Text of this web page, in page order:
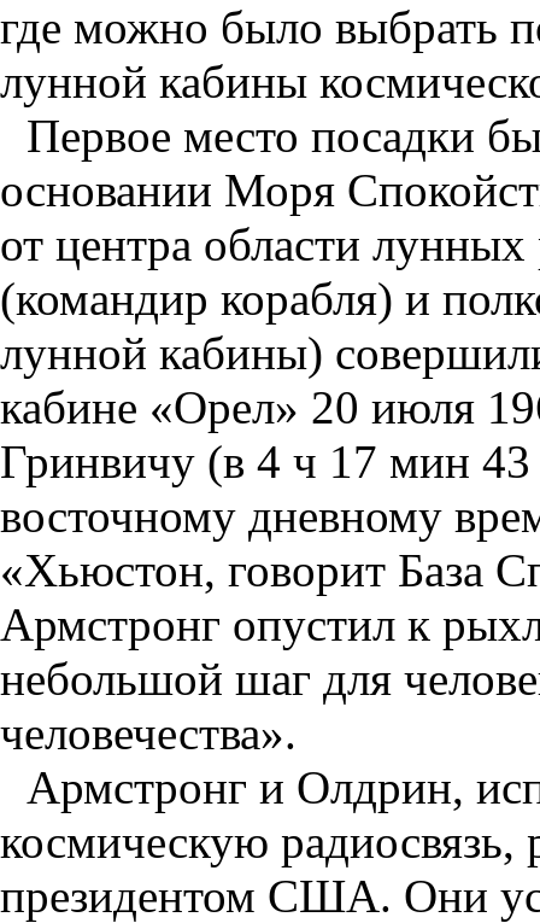
где можно было выбрать
лунной кабины
Первое место посадки
основании Моря
от центра области
(командир корабля) и
лунной кабины)
кабине «Орел» 20 июля
Гринвичу (в 4 ч 17 мин
восточному дневному
«Хьюстон, говорит База
Армстронг опустил к
небольшой шаг для
человечества».
Армстронг и Олдрин,
космическую радиосвязь,
президентом США. Они